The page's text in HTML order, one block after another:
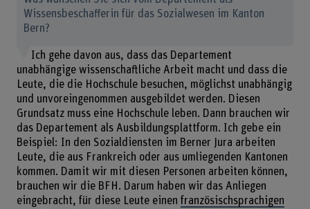
Wissensbeschafferin für das Sozialwesen im Kanton
Bern?
Ich gehe davon aus, dass das Departement
unabhängige wissenschaftliche Arbeit macht und dass die
Leute, die die Hochschule besuchen, möglichst unabhängig
und unvoreingenommen ausgebildet werden. Diesen
Grundsatz muss eine Hochschule leben. Dann brauchen wir
das Departement als Ausbildungsplattform. Ich gebe ein
Beispiel: In den Sozialdiensten im Berner Jura arbeiten
Leute, die aus Frankreich oder aus umliegenden Kantonen
kommen. Damit wir mit diesen Personen arbeiten können,
brauchen wir die BFH. Darum haben wir das Anliegen
eingebracht, für diese Leute einen französischsprachigen